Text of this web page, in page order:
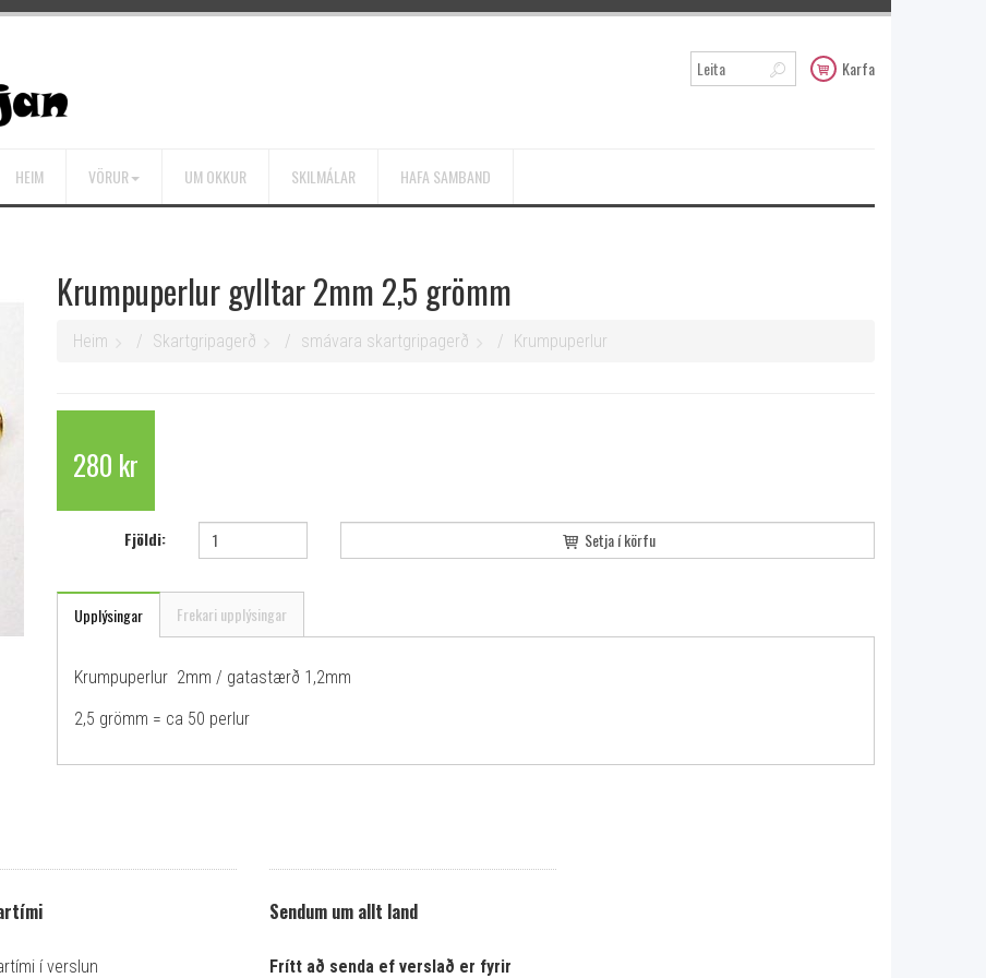
Karfa
HEIM VÖRUR UM OKKUR SKILMÁLAR HAFA SAMBAND
Krumpuperlur gylltar 2mm 2,5 grömm
Heim Skartgripagerð smávara skartgripagerð Krumpuperlur
280 kr
Fjöldi: Setja í körfu
Upplýsingar Frekari upplýsingar
Krumpuperlur 2mm / gatastærð 1,2mm
2,5 grömm = ca 50 perlur
í verslun
Sendum um allt land
Frítt að senda ef verslað er fyrir